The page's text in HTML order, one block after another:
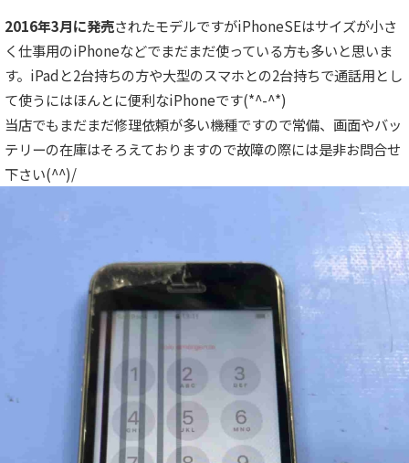
2016年3月に発売されたモデルですがiPhoneSEはサイズが小さ
く仕事用のiPhoneなどでまだまだ使っている方も多いと思いま
す。iPadと2台持ちの方や大型のスマホとの2台持ちで通話用とし
て使うにはほんとに便利なiPhoneです(*^-^*)
当店でもまだまだ修理依頼が多い機種ですので常備、画面やバッ
テリーの在庫はそろえておりますので故障の際には是非お問合せ
下さい(^^)/